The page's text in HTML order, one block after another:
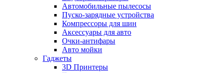
Автомобильные пылесосы
Пуско-зарядные устройства
Компрессоры для шин
Аксессуары для авто
Очки-антифары
Авто мойки
Гаджеты
3D Принтеры